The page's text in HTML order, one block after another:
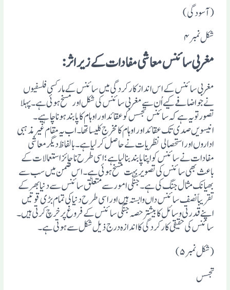
(آسودگی)
شکل نمبر۴
مغربی سائنس معاشی مفادات کے زیر اثر:
مغربی سائنس کے اس انداز کار کردگی میں سائنس کے مارکسی فلسفیوں
نے جو اضافے کیے اُن سے مغربی سائنس کی شکل اور مسخ ہوئی ہے۔ پہلا
تصور تو یہ ہے کہ سائنس تجسس کو عقائد اور اوہام کا پابند ہونا چاہیے۔
انیسویں صدی تک عقائد اور اوہام کا مخرج کلیسا تھا۔ اب یہ مقام غیر مذہبی
اداروں اور استحصالی نظریات نے حاصل کر لیا ہے۔ بالفاظ دیگر معاشی
مفادات نے سائنس کو اپنا پابند بنا لیا ہے؛ اسی طرح ناجائز استعمالات کے
باعث بھی سائنس کی تصویر بہت مسخ ہوئی ہے۔ اس ضمن میں سب سے
بھیانک مثال جنگ کی ہے۔ جنگی امور سے متعلق سائنس سے دنیا بھر کے
تقریباً نصف سائنس داں وابستہ ہیں اور اسی طرح دنیا کی تمام بڑی قوتیں
اپنے قدرتی وسائل کا بیشتر حصہ جنگی سائنس کے فروغ پر خرچ کرتی ہیں۔
سائنس کی حقیقی کارکردگی کا اندازہ درج ذیل شکل سے ہوتی ہے۔
(شکل نمبر۵)
تجسس